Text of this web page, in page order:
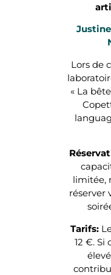
Lors de
« La
limitée,
réserver
Tarifs:
12 €. Si